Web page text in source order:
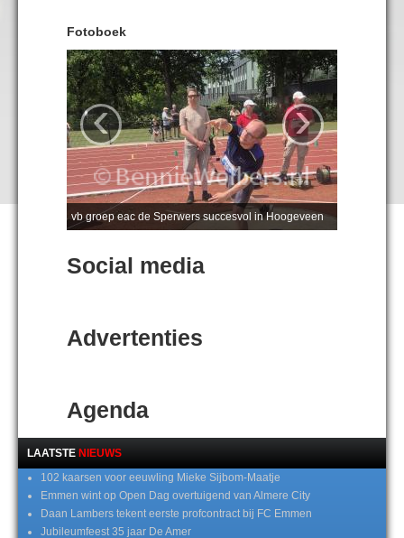
Fotoboek
vb groep eac de Sperwers succesvol in Hoogeveen
‹ ›
Social media
Advertenties
Agenda
LAATSTE NIEUWS
102 kaarsen voor eeuwling Mieke Sijbom-Maatje
Emmen wint op Open Dag overtuigend van Almere City
Daan Lambers tekent eerste profcontract bij FC Emmen
Jubileumfeest 35 jaar De Amer